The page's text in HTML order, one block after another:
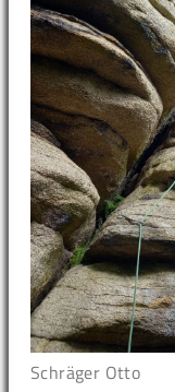
Schräger Otto